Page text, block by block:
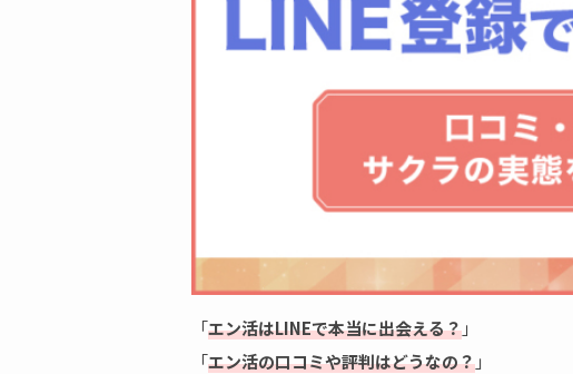
「エン活はLINEで本当に出会える？」
「エン活の口コミや評判はどうなの？」